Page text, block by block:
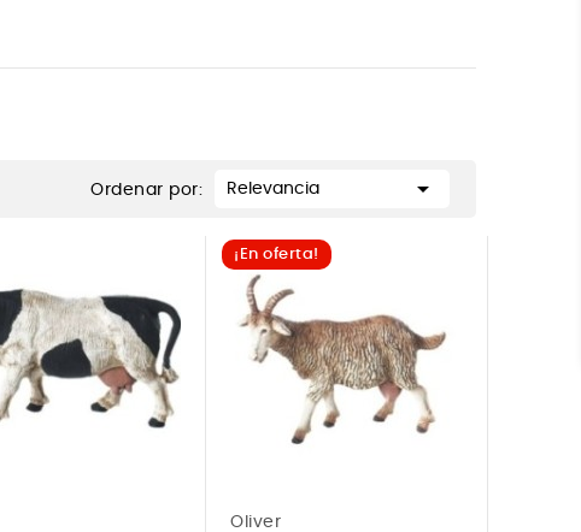
Ordenar por: Relevancia 
¡En oferta!
Oliver